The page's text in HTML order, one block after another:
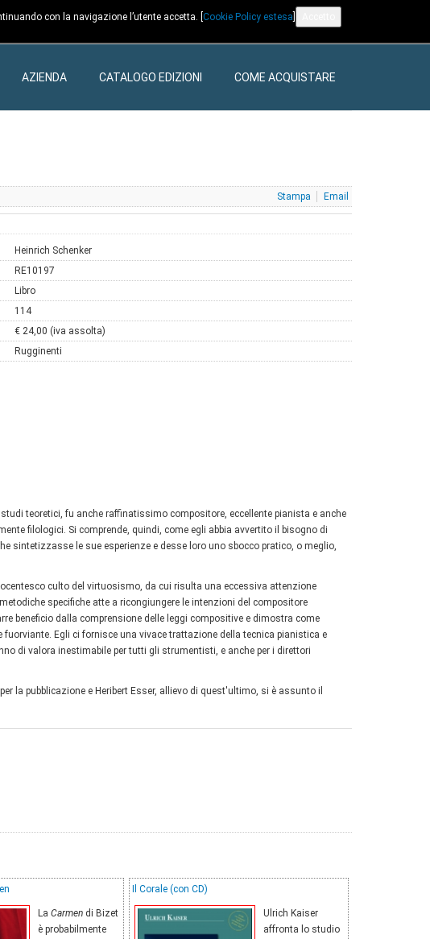
AZIENDA CATALOGO EDIZIONI COME ACQUISTARE
Stampa Email
Heinrich Schenker
RE10197
Libro
114
€ 24,00 (iva assolta)
Rugginenti
teoretici, fu anche raffinatissimo compositore, eccellente pianista e anche
filologici. Si comprende, quindi, come egli abbia avvertito il bisogno di
sintetizzasse le sue esperienze e desse loro uno sbocco pratico, o meglio,
culto del virtuosismo, da cui risulta una eccessiva attenzione
specifiche atte a ricongiungere le intenzioni del compositore
beneficio dalla comprensione delle leggi compositive e dimostra come
Egli ci fornisce una vivace trattazione della tecnica pianistica e
di valora inestimabile per tutti gli strumentisti, e anche per i direttori
la pubblicazione e Heribert Esser, allievo di quest'ultimo, si è assunto il
La Carmen di Bizet
è probabilmente
Il Corale (con CD)
Ulrich Kaiser
affronta lo studio
con la navigazione l’utente accetta. [ Cookie Policy estesa